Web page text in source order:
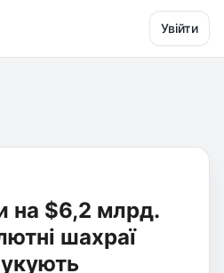
Увійти
на $6,2 млрд.
шахраї